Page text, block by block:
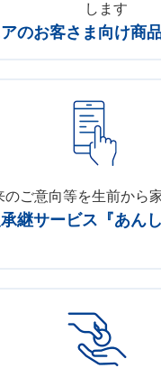
します
のお客さま向け商
のご意向等を生前から
継サービス『あん